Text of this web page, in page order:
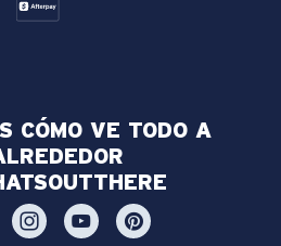
CÓMO VE TODO A